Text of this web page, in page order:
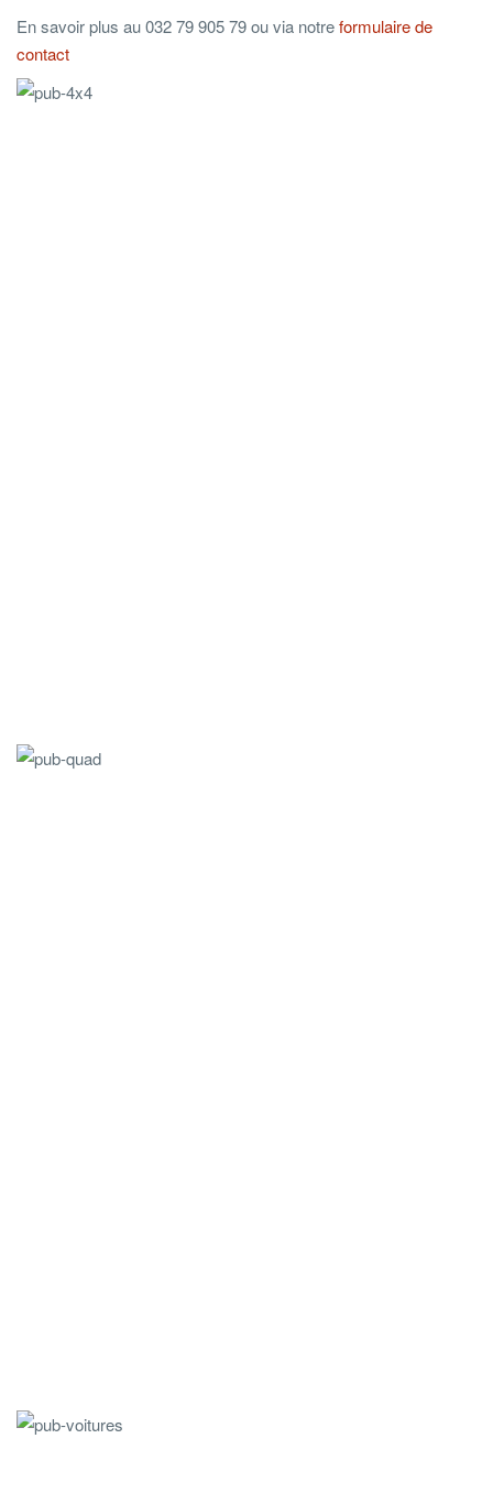
En savoir plus au 032 79 905 79 ou via notreformulaire de
contact